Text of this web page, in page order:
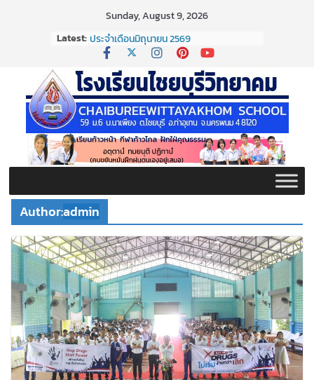
Sunday, August 9, 2026
Latest: จดหมายข่าวประชาสัมพันธ์ ฉบับที่ 37/2569
ประจำเดือนมิถุนายน 2569
ประจำเดือนมิถุนายน 2569
กิจกรรมต่อต้านยาเสพติด ปี ๒๕๖๙
กิจกรรมวันสุนทรภู่ ประจำปี ๒๕๖๙
จดหมายข่าวประชาสัมพันธ์ ฉบับที่ 38/2569
ประจำเดือนมิถุนายน 2569
Author:admin